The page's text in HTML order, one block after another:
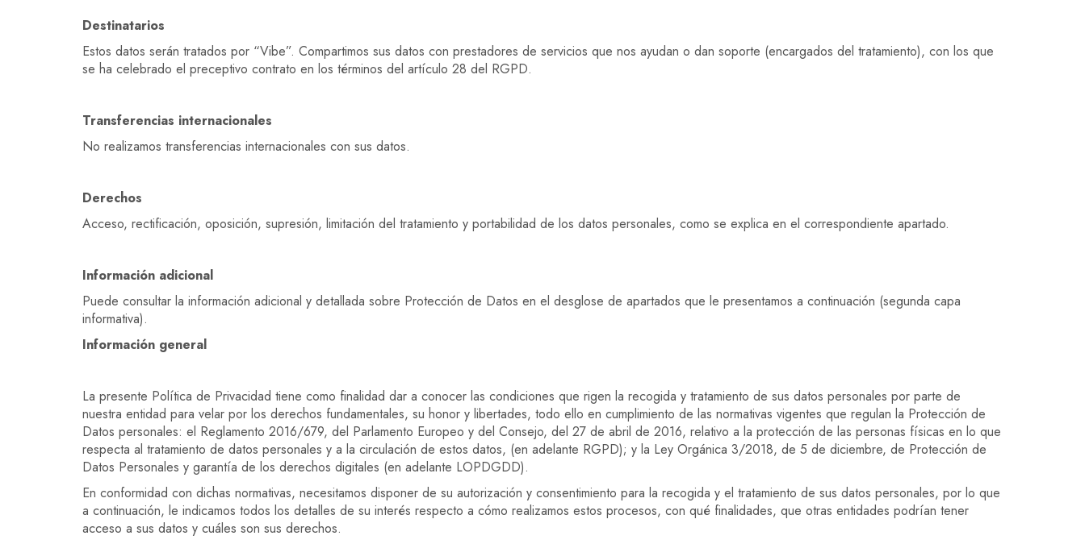
Destinatarios
Estos datos serán tratados por “Vibe”. Compartimos sus datos con prestadores de servicios que nos ayudan o dan soporte (encargados del tratamiento), con los que
se ha celebrado el preceptivo contrato en los términos del artículo 28 del RGPD.
Transferencias internacionales
No realizamos transferencias internacionales con sus datos.
Derechos
Acceso, rectificación, oposición, supresión, limitación del tratamiento y portabilidad de los datos personales, como se explica en el correspondiente apartado.
Información adicional
Puede consultar la información adicional y detallada sobre Protección de Datos en el desglose de apartados que le presentamos a continuación (segunda capa
informativa).
Información general
La presente Política de Privacidad tiene como finalidad dar a conocer las condiciones que rigen la recogida y tratamiento de sus datos personales por parte de
nuestra entidad para velar por los derechos fundamentales, su honor y libertades, todo ello en cumplimiento de las normativas vigentes que regulan la Protección de
Datos personales: el Reglamento 2016/679, del Parlamento Europeo y del Consejo, del 27 de abril de 2016, relativo a la protección de las personas físicas en lo que
respecta al tratamiento de datos personales y a la circulación de estos datos, (en adelante RGPD); y la Ley Orgánica 3/2018, de 5 de diciembre, de Protección de
Datos Personales y garantía de los derechos digitales (en adelante LOPDGDD).
En conformidad con dichas normativas, necesitamos disponer de su autorización y consentimiento para la recogida y el tratamiento de sus datos personales, por lo que
a continuación, le indicamos todos los detalles de su interés respecto a cómo realizamos estos procesos, con qué finalidades, que otras entidades podrían tener
acceso a sus datos y cuáles son sus derechos.